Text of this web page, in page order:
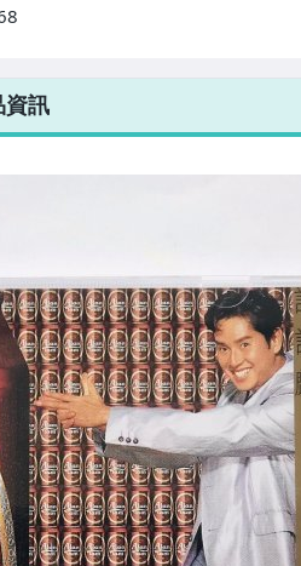
38元
優惠無限次！
資訊